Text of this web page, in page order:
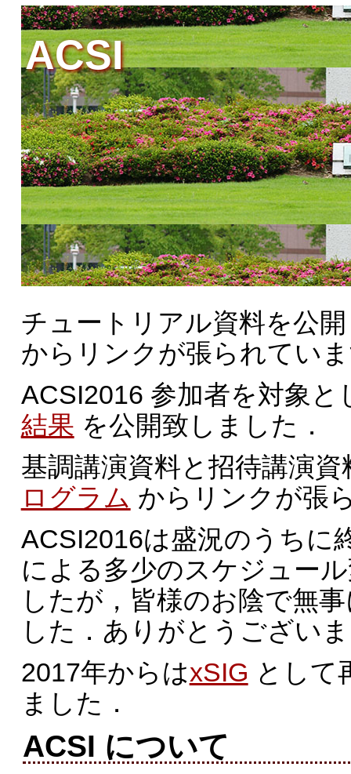
ACSI
チュートリアル資料を公
からリンクが張られてい
ACSI2016 参加者を対象
結果 を公開致しました．
基調講演資料と招待講演
ログラム からリンクが張
ACSI2016は盛況のうちに
による多少のスケジュー
したが，皆様のお陰で無
した．ありがとうござい
2017年からはxSIG として
ました．
ACSI について